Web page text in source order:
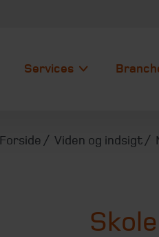
Services
Forside Viden og indsigt